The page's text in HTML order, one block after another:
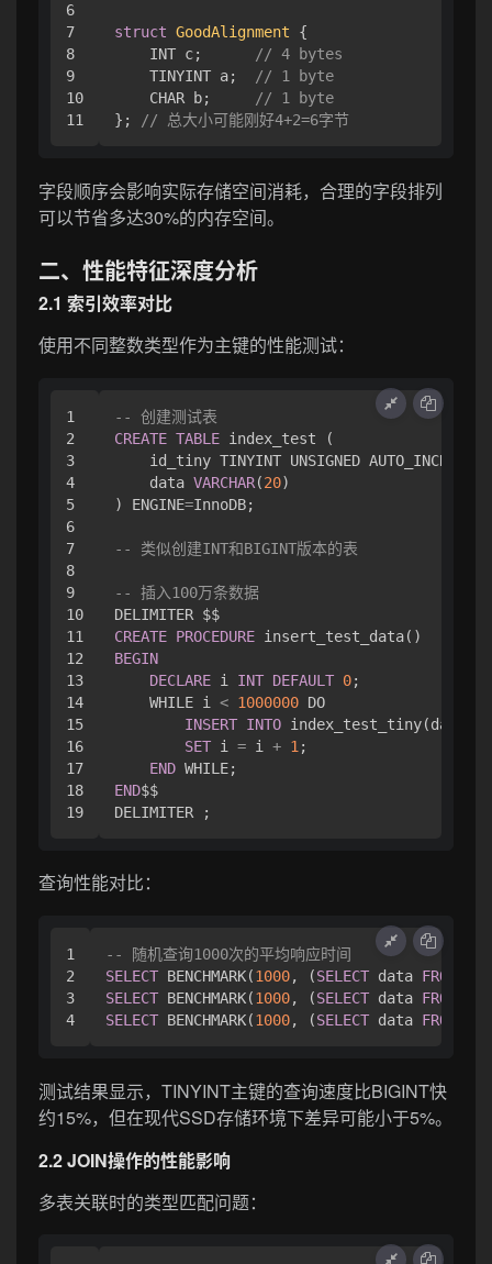
6
7
8
9
10
struct GoodAlignment {
    INT c;
// 4 bytes
    TINYINT a;
// 1 byte
    CHAR b;
// 1 byte
};
// 总大小可能刚好4+2=6字节
字段顺序会影响实际存储空间消耗，合理的字段排列
可以节省多达30%的内存空间。
二、性能特征深度分析
2.1 索引效率对比
使用不同整数类型作为主键的性能测试：
1
2
3
4
5
6
7
8
9
10
11
12
13
14
15
16
17
18
-- 创建测试表
CREATE TABLE index_test (
id_tiny TINYINT UNSIGNED
    data
VARCHAR(20)
) ENGINE=InnoDB;
-- 类似创建INT和BIGINT版本的表
-- 插入100万条数据
CREATE PROCEDURE
BEGIN
DECLARE i INT DEFAULT 0;
    WHILE i
< 1000000 DO
INSERT INTO index_test_tiny(data)
SET i = i + 1 ;
END
END$$
查询性能对比：
1
2
3
-- 随机查询1000次的平均响应时间
SELECT BENCHMARK(1000, (SELECT data FROM
SELECT BENCHMARK(1000, (SELECT data FROM
SELECT BENCHMARK(1000, (SELECT data FROM
测试结果显示，TINYINT主键的查询速度比BIGINT快
约15%，但在现代SSD存储环境下差异可能小于5%。
2.2 JOIN操作的性能影响
多表关联时的类型匹配问题：